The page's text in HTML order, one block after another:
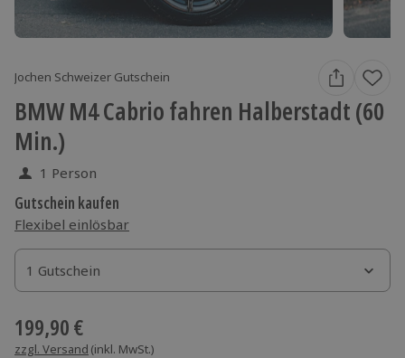
Jochen Schweizer Gutschein
BMW M4 Cabrio fahren Halberstadt (60
Min.)
1 Person
Gutschein kaufen
Flexibel einlösbar
1 Gutschein
1 Gutschein
1 Gutschein
199,90 €
zzgl. Versand (inkl. MwSt.)